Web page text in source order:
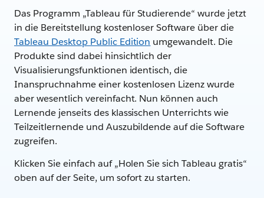
Das Programm „Tableau für Studierende“ wurde jetzt
in die Bereitstellung kostenloser Software über die
Tableau Desktop Public Edition umgewandelt. Die
Produkte sind dabei hinsichtlich der
Visualisierungsfunktionen identisch, die
Inanspruchnahme einer kostenlosen Lizenz wurde
aber wesentlich vereinfacht. Nun können auch
Lernende jenseits des klassischen Unterrichts wie
Teilzeitlernende und Auszubildende auf die Software
zugreifen.
Klicken Sie einfach auf „Holen Sie sich Tableau gratis“
oben auf der Seite, um sofort zu starten.